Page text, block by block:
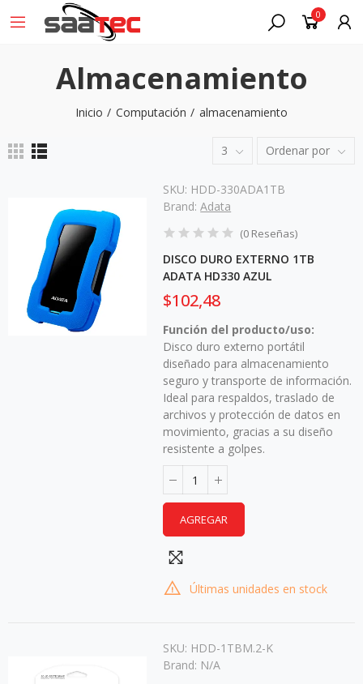
0
Almacenamiento
Inicio Computación almacenamiento
3 Ordenar por
SKU: HDD-330ADA1TB
Brand:Adata
(0 Reseñas)
DISCO DURO EXTERNO 1TB
ADATA HD330 AZUL
$102,48
Función del producto/uso:
Disco duro externo portátil
diseñado para almacenamiento
seguro y transporte de información.
Ideal para respaldos, traslado de
archivos y protección de datos en
movimiento, gracias a su diseño
resistente a golpes.
AGREGAR
Últimas unidades en stock
SKU: HDD-1TBM.2-K
Brand: N/A